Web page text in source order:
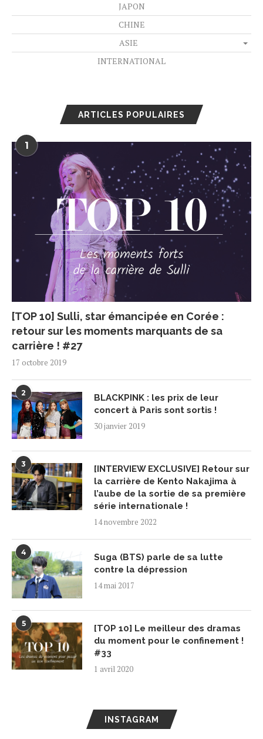
JAPON
CHINE
ASIE
INTERNATIONAL
ARTICLES POPULAIRES
1
[TOP 10] Sulli, star émancipée en Corée :
retour sur les moments marquants de sa
carrière ! #27
17 octobre 2019
2
BLACKPINK : les prix de leur
concert à Paris sont sortis !
30 janvier 2019
3
[INTERVIEW EXCLUSIVE] Retour sur
la carrière de Kento Nakajima à
l’aube de la sortie de sa première
série internationale !
14 novembre 2022
4
Suga (BTS) parle de sa lutte
contre la dépression
14 mai 2017
5
[TOP 10] Le meilleur des dramas
du moment pour le confinement !
#33
1 avril 2020
INSTAGRAM